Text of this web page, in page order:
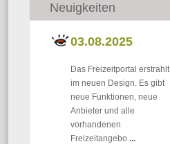
Neuigkeiten
03.08.2025
Das Freizeitportal erstrahlt
im neuen Design. Es gibt
neue Funktionen, neue
Anbieter und alle
vorhandenen
Freizeitangebo ...